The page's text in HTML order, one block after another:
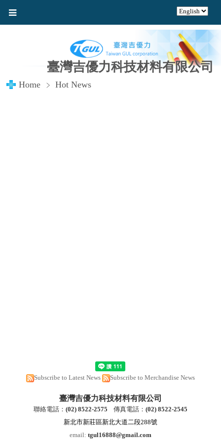
臺灣吉優力科技材料有限公司
Home Hot News
Subscribe to Latest News Subscribe to Merchandise News
臺灣吉優力科技材料有限公司
聯絡電話： (02) 8522-2575 傳真電話： (02) 8522-2545
新北市新莊區新北大道二段288號
email: tgul16888@gmail.com